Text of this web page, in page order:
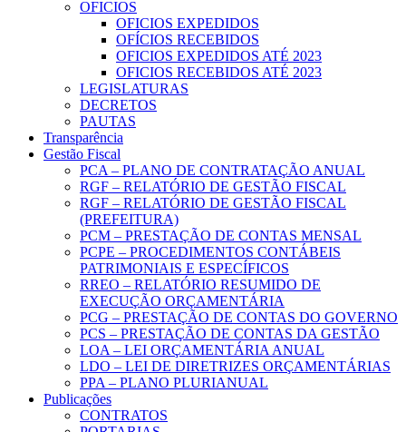
OFICIOS
OFICIOS EXPEDIDOS
OFÍCIOS RECEBIDOS
OFICIOS EXPEDIDOS ATÉ 2023
OFICIOS RECEBIDOS ATÉ 2023
LEGISLATURAS
DECRETOS
PAUTAS
Transparência
Gestão Fiscal
PCA – PLANO DE CONTRATAÇÃO ANUAL
RGF – RELATÓRIO DE GESTÃO FISCAL
RGF – RELATÓRIO DE GESTÃO FISCAL
(PREFEITURA)
PCM – PRESTAÇÃO DE CONTAS MENSAL
PCPE – PROCEDIMENTOS CONTÁBEIS
PATRIMONIAIS E ESPECÍFICOS
RREO – RELATÓRIO RESUMIDO DE
EXECUÇÃO ORÇAMENTÁRIA
PCG – PRESTAÇÃO DE CONTAS DO GOVERNO
PCS – PRESTAÇÃO DE CONTAS DA GESTÃO
LOA – LEI ORÇAMENTÁRIA ANUAL
LDO – LEI DE DIRETRIZES ORÇAMENTÁRIAS
PPA – PLANO PLURIANUAL
Publicações
CONTRATOS